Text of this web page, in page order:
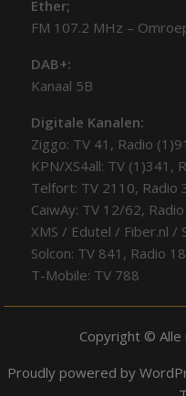
Ether;
FM 107.2 MHz –
DAB+:
Kanaal 5B
Digitale Kanalen:
Ziggo: TV 41, Radio
KPN/XS4all: TV (1)341,
Telfort: TV 2110, Radio
CaiwAy: TV 12/62,
XMS / Edutel / Fiber.nl /
Solcon: TV 841, Radio
T-Mobile: TV 788
Copyright ©
Proudly powered by